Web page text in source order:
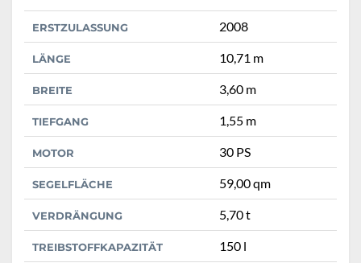
ERSTZULASSUNG 2008
LÄNGE 10,71 m
BREITE 3,60 m
TIEFGANG 1,55 m
MOTOR 30 PS
SEGELFLÄCHE 59,00 qm
VERDRÄNGUNG 5,70 t
TREIBSTOFFKAPAZITÄT 150 l